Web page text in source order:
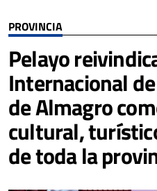
PROVINCIA
Pelayo
Internacional
de Almagro
cultural,
de toda la